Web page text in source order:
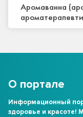
Аромаванна
О портале
Информационный
здоровье и красоте!